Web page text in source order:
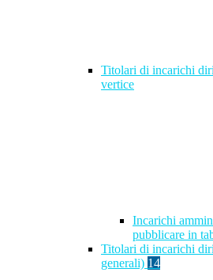
Titolari di incarichi
vertice
Incarichi
pubblicare in
Titolari di incarichi
generali) 14